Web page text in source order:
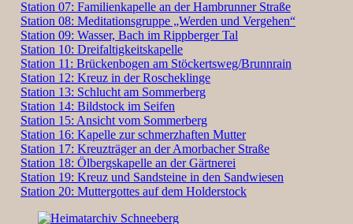
Station 07: Familienkapelle an der Hambrunner Straße
Station 08: Meditationsgruppe „Werden und Vergehen“
Station 09: Wasser, Bach im Rippberger Tal
Station 10: Dreifaltigkeitskapelle
Station 11: Brückenbogen am Stöckertsweg/Brunnrain
Station 12: Kreuz in der Roscheklinge
Station 13: Schlucht am Sommerberg
Station 14: Bildstock im Seifen
Station 15: Ansicht vom Sommerberg
Station 16: Kapelle zur schmerzhaften Mutter
Station 17: Kreuzträger an der Amorbacher Straße
Station 18: Ölbergskapelle an der Gärtnerei
Station 19: Kreuz und Sandsteine in den Sandwiesen
Station 20: Muttergottes auf dem Holderstock